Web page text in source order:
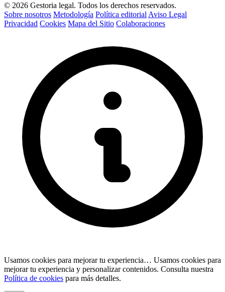
© 2026 Gestoria legal. Todos los derechos reservados.
Sobre nosotros Metodología Política editorial Aviso Legal
Privacidad Cookies Mapa del Sitio Colaboraciones
Usamos cookies para mejorar tu experiencia… Usamos cookies para
mejorar tu experiencia y personalizar contenidos. Consulta nuestra
Política de cookies para más detalles.